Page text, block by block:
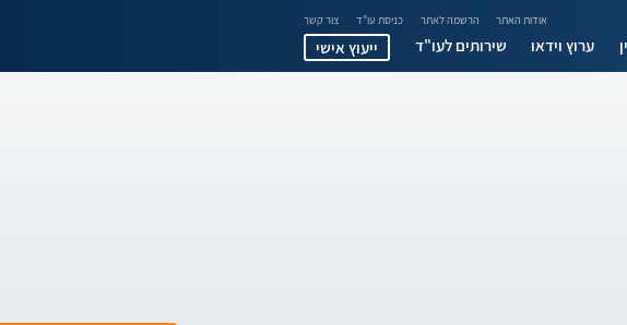
אודות האתר הרשמה לאתר כניסת עו"ד צור קשר
ערוץ וידאו שירותים לעו"ד ייעוץ אישי